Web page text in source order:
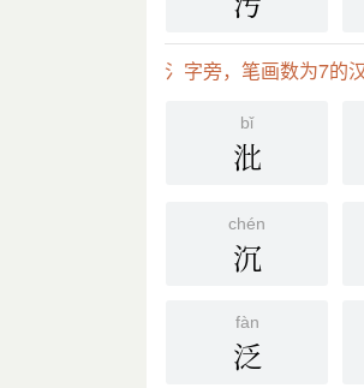
氵字旁，笔画数为7的
bǐ
沘
chén
沉
fàn
泛